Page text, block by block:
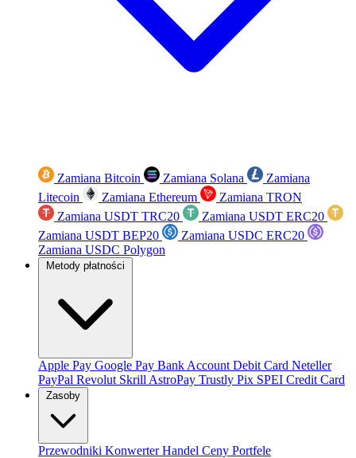
Zamiana Bitcoin Zamiana Solana
Zamiana
Litecoin
Zamiana Ethereum
Zamiana TRON
Zamiana USDT TRC20
Zamiana USDT ERC20
Zamiana USDT BEP20
Zamiana USDC ERC20
Zamiana USDC Polygon
Metody płatności
Apple Pay Google Pay Bank Account Debit Card Neteller
PayPal Revolut Skrill AstroPay Trustly Pix SPEI Credit Card
Zasoby
Przewodniki KonwerterHandel Ceny Portfele